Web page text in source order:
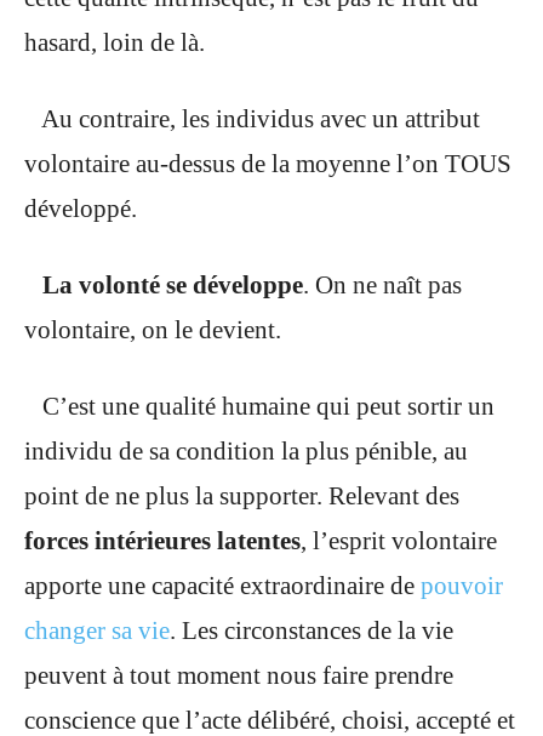
hasard, loin de là.
Au contraire, les individus avec un attribut
volontaire au-dessus de la moyenne l’on TOUS
développé.
La volonté se développe. On ne naît pas
volontaire, on le devient.
C’est une qualité humaine qui peut sortir un
individu de sa condition la plus pénible, au
point de ne plus la supporter. Relevant des
forces intérieures latentes, l’esprit volontaire
apporte une capacité extraordinaire de pouvoir
changer sa vie. Les circonstances de la vie
peuvent à tout moment nous faire prendre
conscience que l’acte délibéré, choisi, accepté et